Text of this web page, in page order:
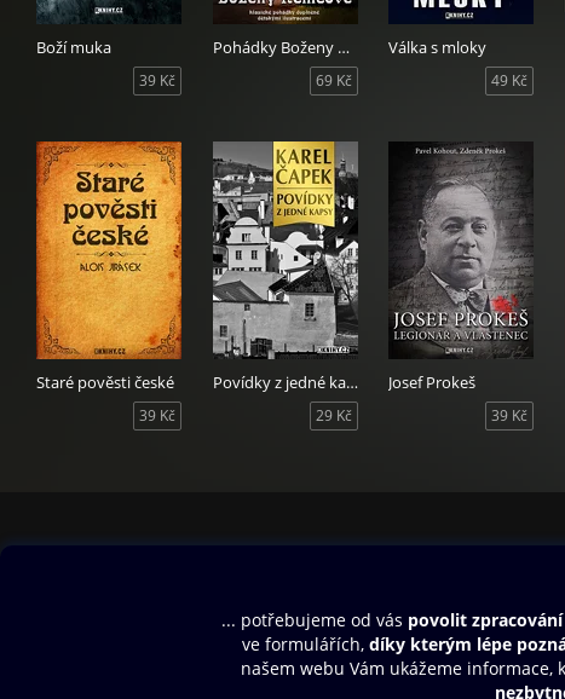
Boží muka
39 Kč
Pohádky Boženy Němcové
69 Kč
Válka s mloky
49 Kč
Staré pověsti české
39 Kč
Povídky z jedné kapsy
29 Kč
Josef Prokeš
39 Kč
Aplikace a hry
SMS/MMS Info
Blog
Dárkový poukaz
Nápověda